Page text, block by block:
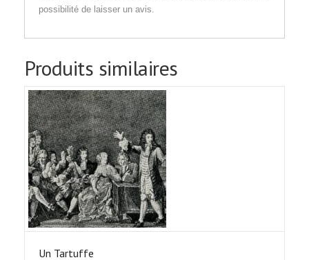
possibilité de laisser un avis.
Produits similaires
Un Tartuffe